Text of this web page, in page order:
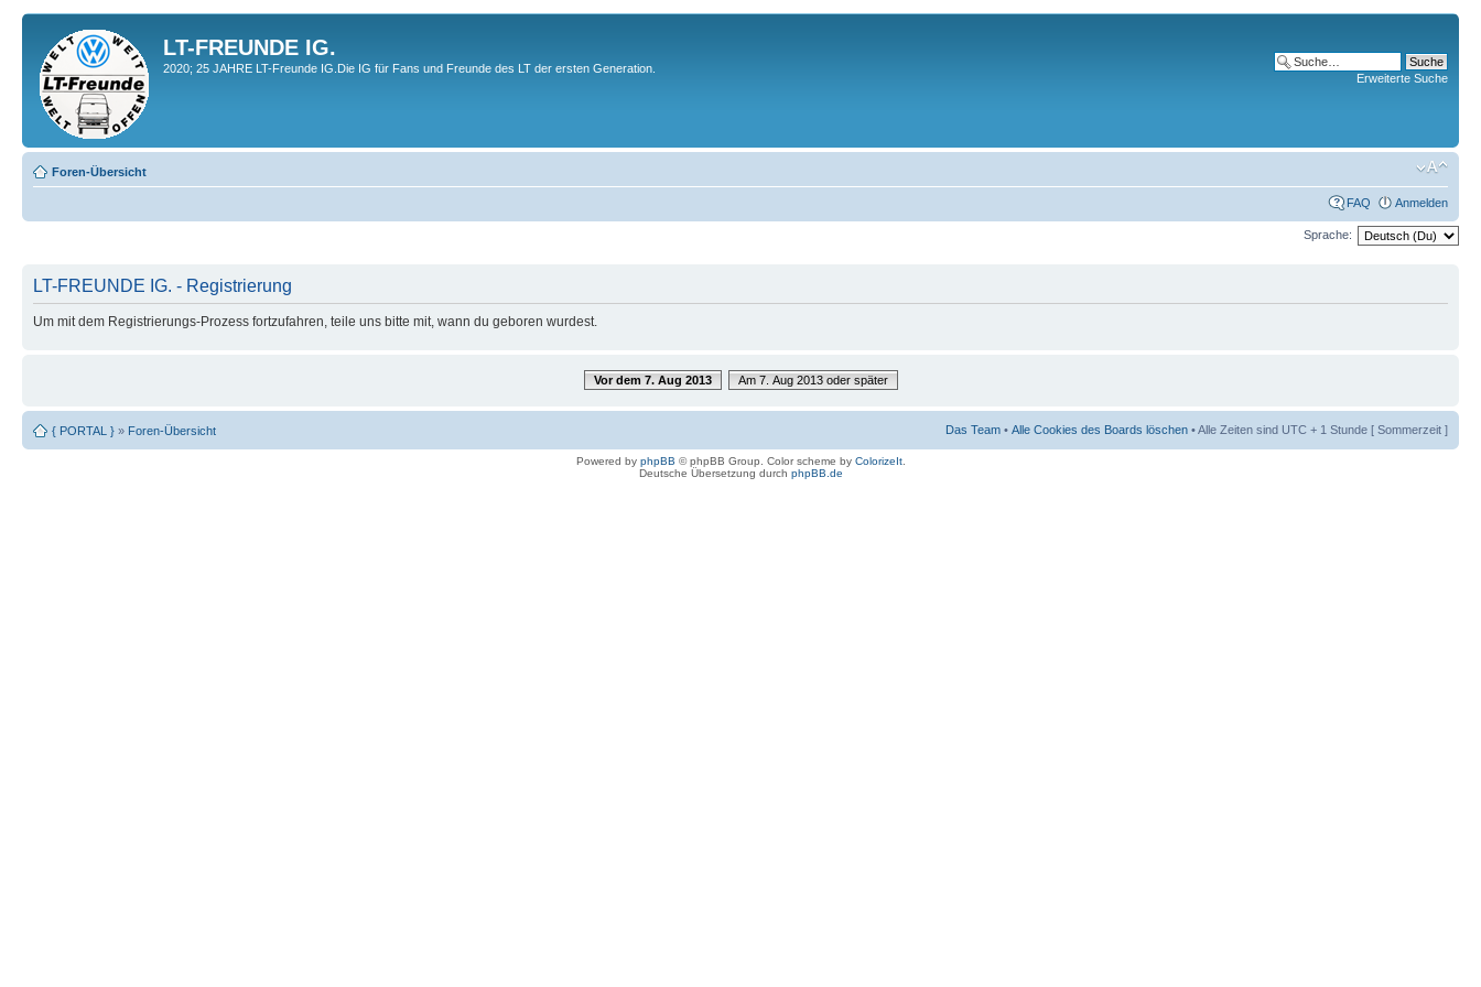
LT-FREUNDE IG.
2020; 25 JAHRE LT-Freunde IG.Die IG für Fans und Freunde des LT der ersten Generation.
Erweiterte Suche
Foren-Übersicht
FAQ Anmelden
Sprache:
LT-FREUNDE IG. - Registrierung
Um mit dem Registrierungs-Prozess fortzufahren, teile uns bitte mit, wann du geboren wurdest.
Vor dem 7. Aug 2013 Am 7. Aug 2013 oder später
{ PORTAL } » Foren-Übersicht Das Team • Alle Cookies des Boards löschen • Alle Zeiten sind UTC + 1 Stunde [ Sommerzeit ]
Powered by phpBB © phpBB Group. Color scheme by ColorizeIt.
Deutsche Übersetzung durch phpBB.de